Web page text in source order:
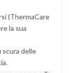
(ThermaCare
la sua
scura delle